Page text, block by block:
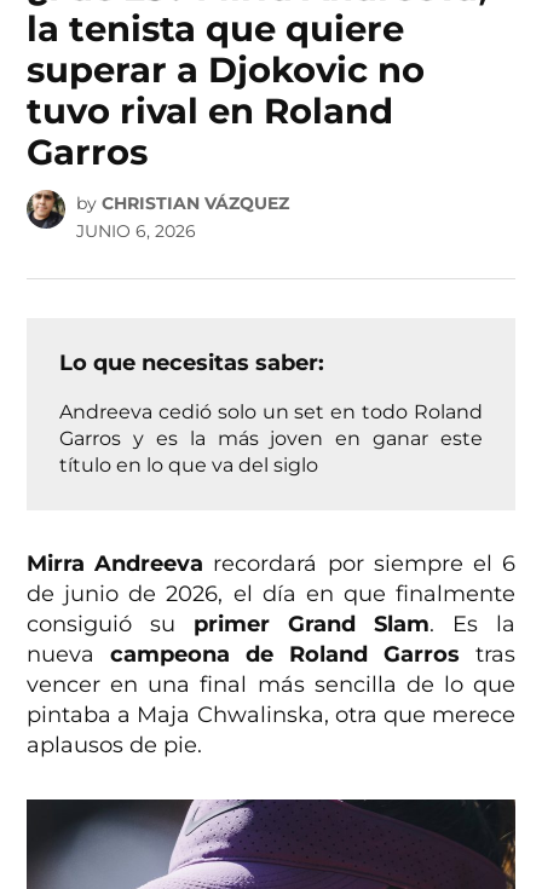
la tenista que quiere
superar a Djokovic no
tuvo rival en Roland
Garros
by CHRISTIAN VÁZQUEZ
JUNIO 6, 2026
Lo que necesitas saber:
Andreeva cedió solo un set en todo Roland
Garros y es la más joven en ganar este
título en lo que va del siglo
Mirra Andreeva recordará por siempre el 6
de junio de 2026, el día en que finalmente
consiguió su primer Grand Slam. Es la
nuevacampeona de Roland Garros tras
vencer en una final más sencilla de lo que
pintaba a Maja Chwalinska, otra que merece
aplausos de pie.